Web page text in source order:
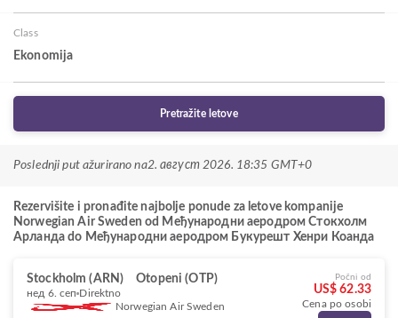
Class
Ekonomija
Pretražite letove
Poslednji put ažurirano na2. август 2026. 18:35 GMT+0
Rezervišite i pronađite najbolje ponude za letove kompanije
Norwegian Air Sweden od Међународни аеродром Стокхолм
Арланда do Међународни аеродром Букурешт Хенри Коанда
Stockholm (ARN) Otopeni (OTP)
нед 6. сеп Direktno
Norwegian Air Sweden
Počni od
US$ 62.33
Cena po osobi